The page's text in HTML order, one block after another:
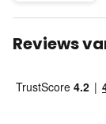
Reviews